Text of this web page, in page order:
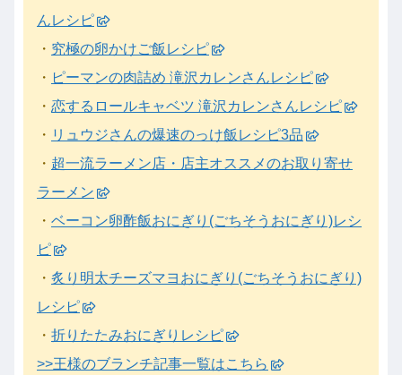
んレシピ
・ 究極の卵かけご飯レシピ
・ ピーマンの肉詰め 滝沢カレンさんレシピ
・ 恋するロールキャベツ 滝沢カレンさんレシピ
・ リュウジさんの爆速のっけ飯レシピ3品
・ 超一流ラーメン店・店主オススメのお取り寄せ
ラーメン
・ ベーコン卵酢飯おにぎり(ごちそうおにぎり)レシ
ピ
・ 炙り明太チーズマヨおにぎり(ごちそうおにぎり)
レシピ
・ 折りたたみおにぎりレシピ
>>王様のブランチ記事一覧はこちら